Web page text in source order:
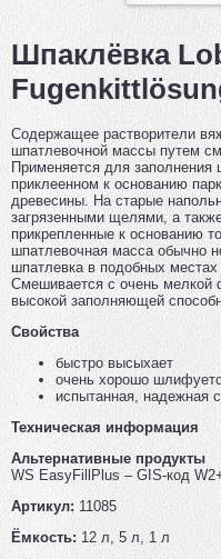
Шпаклёвка
Содержащее растворители
шпатлевочной массы путем
Применяется для
приклеенном к основанию
древесины. На старые
загрязенными щелями, а
прикрепленные к основанию
шпатлевочная масса обычно
шпатлевка в подобных
Смешивается с очень мелкой
высокой заполняющей
Свойства
быстро высыхает
очень хорошо
испытанная, надежная
Техническая информация
Альтернативные продукты
WS EasyFillPlus – GIS-код
Артикул:11085
Ёмкость: 12 л, 5 л, 1 л